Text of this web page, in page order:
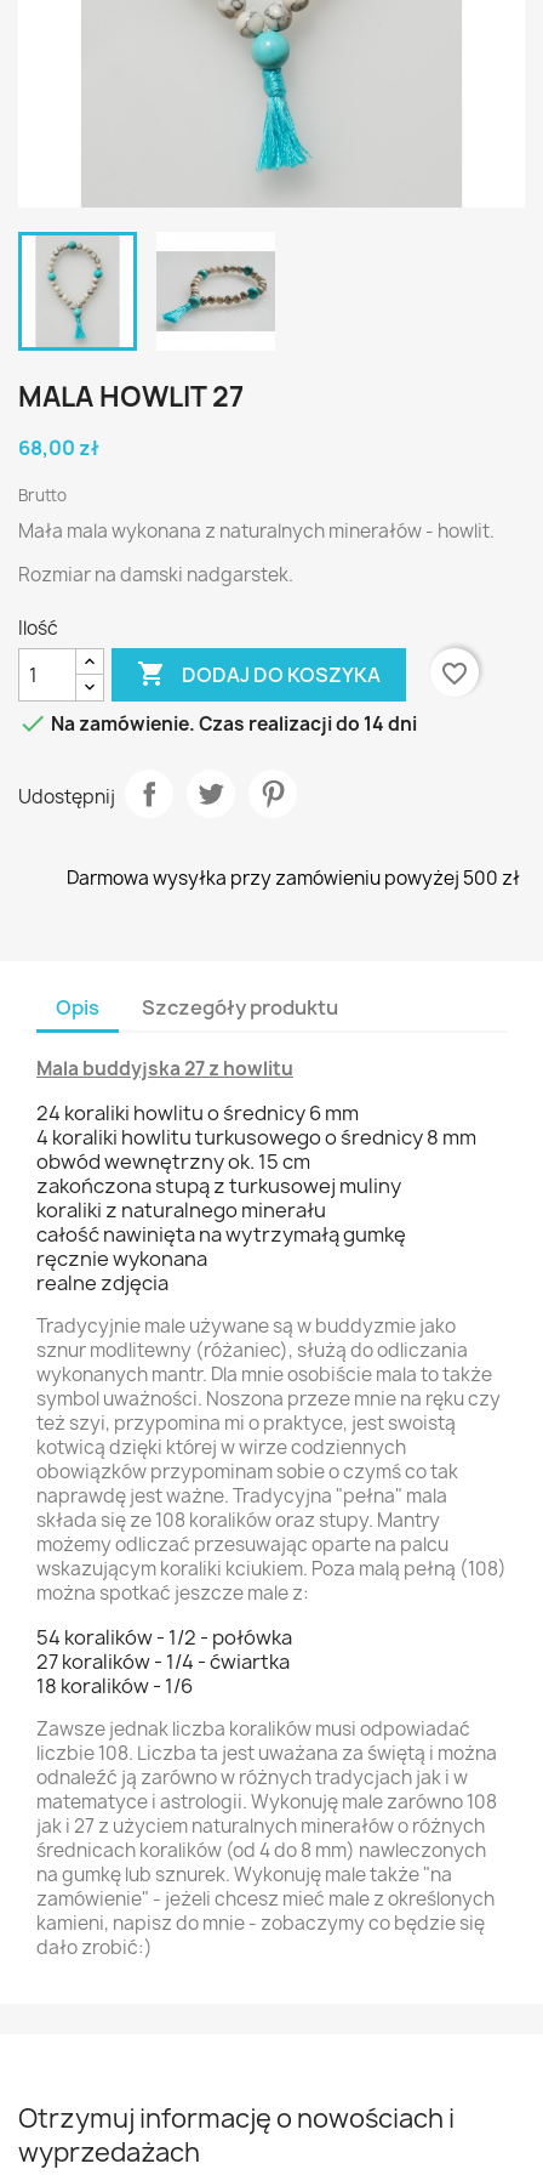
MALA HOWLIT 27
68,00 zł
Brutto
Mała mala wykonana z naturalnych minerałów - howlit.
Rozmiar na damski nadgarstek.
Ilość
 DODAJ DO KOSZYKA
favorite_border
 Na zamówienie. Czas realizacji do 14 dni
Udostępnij
Darmowa wysyłka przy zamówieniu powyżej 500 zł
Opis Szczegóły produktu
Mala buddyjska 27 z howlitu
24 koraliki howlitu o średnicy 6 mm
4 koraliki howlitu turkusowego o średnicy 8 mm
obwód wewnętrzny ok. 15 cm
zakończona stupą z turkusowej muliny
koraliki z naturalnego minerału
całość nawinięta na wytrzymałą gumkę
ręcznie wykonana
realne zdjęcia
Tradycyjnie male używane są w buddyzmie jako
sznur modlitewny (różaniec), służą do odliczania
wykonanych mantr. Dla mnie osobiście mala to także
symbol uważności. Noszona przeze mnie na ręku czy
też szyi, przypomina mi o praktyce, jest swoistą
kotwicą dzięki której w wirze codziennych
obowiązków przypominam sobie o czymś co tak
naprawdę jest ważne. Tradycyjna "pełna" mala
składa się ze 108 koralików oraz stupy. Mantry
możemy odliczać przesuwając oparte na palcu
wskazującym koraliki kciukiem. Poza malą pełną (108)
można spotkać jeszcze male z:
54 koralików - 1/2 - połówka
27 koralików - 1/4 - ćwiartka
18 koralików - 1/6
Zawsze jednak liczba koralików musi odpowiadać
liczbie 108. Liczba ta jest uważana za świętą i można
odnaleźć ją zarówno w różnych tradycjach jak i w
matematyce i astrologii. Wykonuję male zarówno 108
jak i 27 z użyciem naturalnych minerałów o różnych
średnicach koralików (od 4 do 8 mm) nawleczonych
na gumkę lub sznurek. Wykonuję male także "na
zamówienie" - jeżeli chcesz mieć male z określonych
kamieni, napisz do mnie - zobaczymy co będzie się
dało zrobić:)
Otrzymuj informację o nowościach i
wyprzedażach